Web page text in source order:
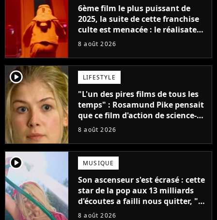
6ème film le plus puissant de
2025, la suite de cette franchise
culte est menacée : le réalisateur
claque la porte pour "différends
8 août 2026
player2 LIFESTYLE
"L'un des pires films de tous les
temps" : Rosamund Pike pensait
que ce film d'action de science-
fiction avec Dwayne Johnson
8 août 2026
player2 MUSIQUE
Son ascenseur s'est écrasé : cette
star de la pop aux 13 milliards
d'écoutes a failli nous quitter, "Je
pensais ne plus jamais chanter"
8 août 2026